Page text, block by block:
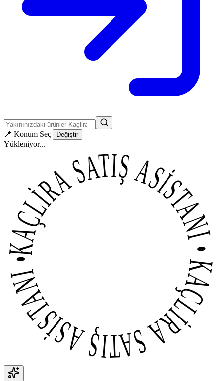
📍 Konum Seç| Değiştir
Yükleniyor...
KAÇLİRA SATIŞ ASİSTANI • KAÇLİRA SATIŞ ASİSTANI •